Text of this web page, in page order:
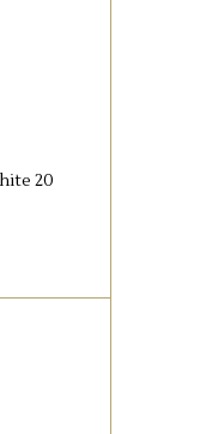
appel,
zijn.
20